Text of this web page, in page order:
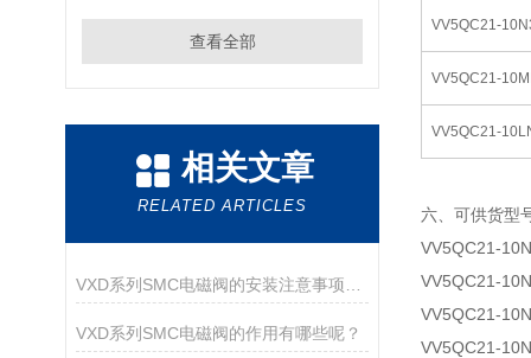
查看全部
相关文章
RELATED ARTICLES
VXD系列SMC电磁阀的作用有哪些呢？
VV5QC21-
VV5QC21-
VV5QC21-
六、可供货型
VV5QC21-
VV5QC21-
VV5QC21-
VV5QC21-